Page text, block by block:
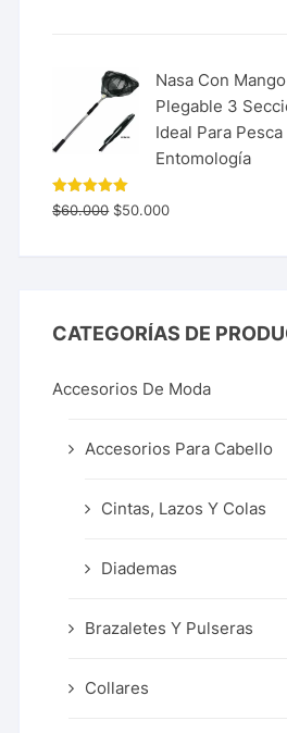
Nasa Con
Plegable 3
Ideal Para
Entomología
Valorado
con 5.00
$60.000 $50.000
CATEGORÍAS DE
Accesorios De Moda
Accesorios Para Cabello
Cintas, Lazos Y Colas
Diademas
Brazaletes Y Pulseras
Collares